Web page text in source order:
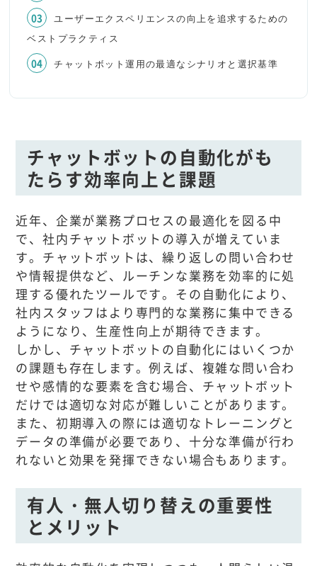
ユーザーエクスペリエンスの向上を追求するための
ベストプラクティス
チャットボット運用の最適なシナリオと選択基準
チャットボットの自動化がも
たらす効率向上と課題
近年、企業が業務プロセスの最適化を図る中
で、社内チャットボットの導入が増えていま
す。チャットボットは、繰り返しの問い合わせ
や情報提供など、ルーチンな業務を効率的に処
理する優れたツールです。その自動化により、
社内スタッフはより専門的な業務に集中できる
ようになり、生産性向上が期待できます。
しかし、チャットボットの自動化にはいくつか
の課題も存在します。例えば、複雑な問い合わ
せや感情的な要素を含む場合、チャットボット
だけでは適切な対応が難しいことがあります。
また、初期導入の際には適切なトレーニングと
データの準備が必要であり、十分な準備が行わ
れないと効果を発揮できない場合もあります。
有人・無人切り替えの重要性
とメリット